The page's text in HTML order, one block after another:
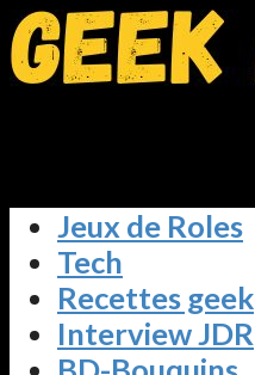
Jeux de Roles
Tech
Recettes geek
Interview JDR